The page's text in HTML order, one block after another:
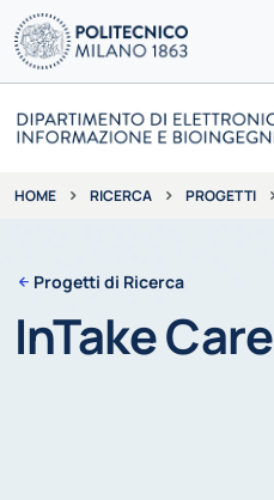
HOME RICERCA PROGETTI
Progetti di Ricerca
InTake Care